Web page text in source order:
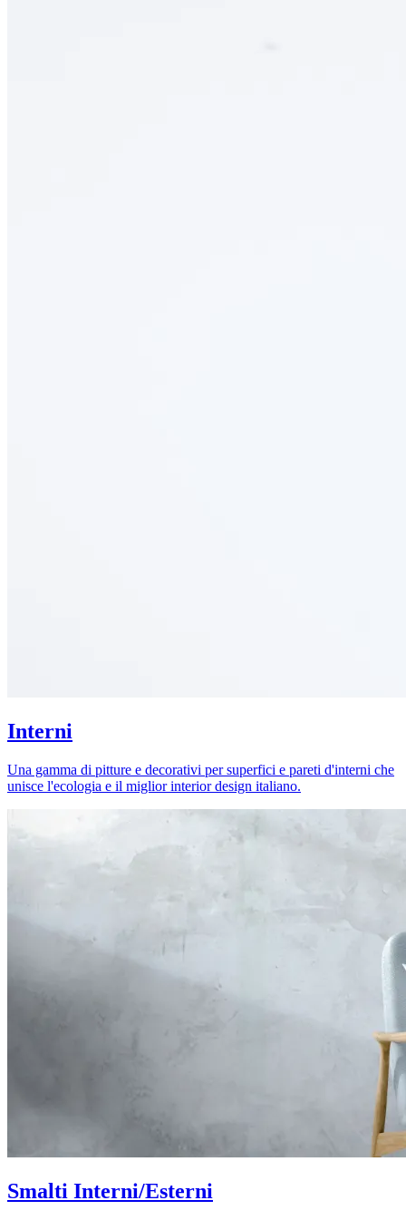
Interni
Una gamma di pitture e decorativi per superfici e pareti d'interni che
unisce l'ecologia e il miglior interior design italiano.
Smalti Interni/Esterni